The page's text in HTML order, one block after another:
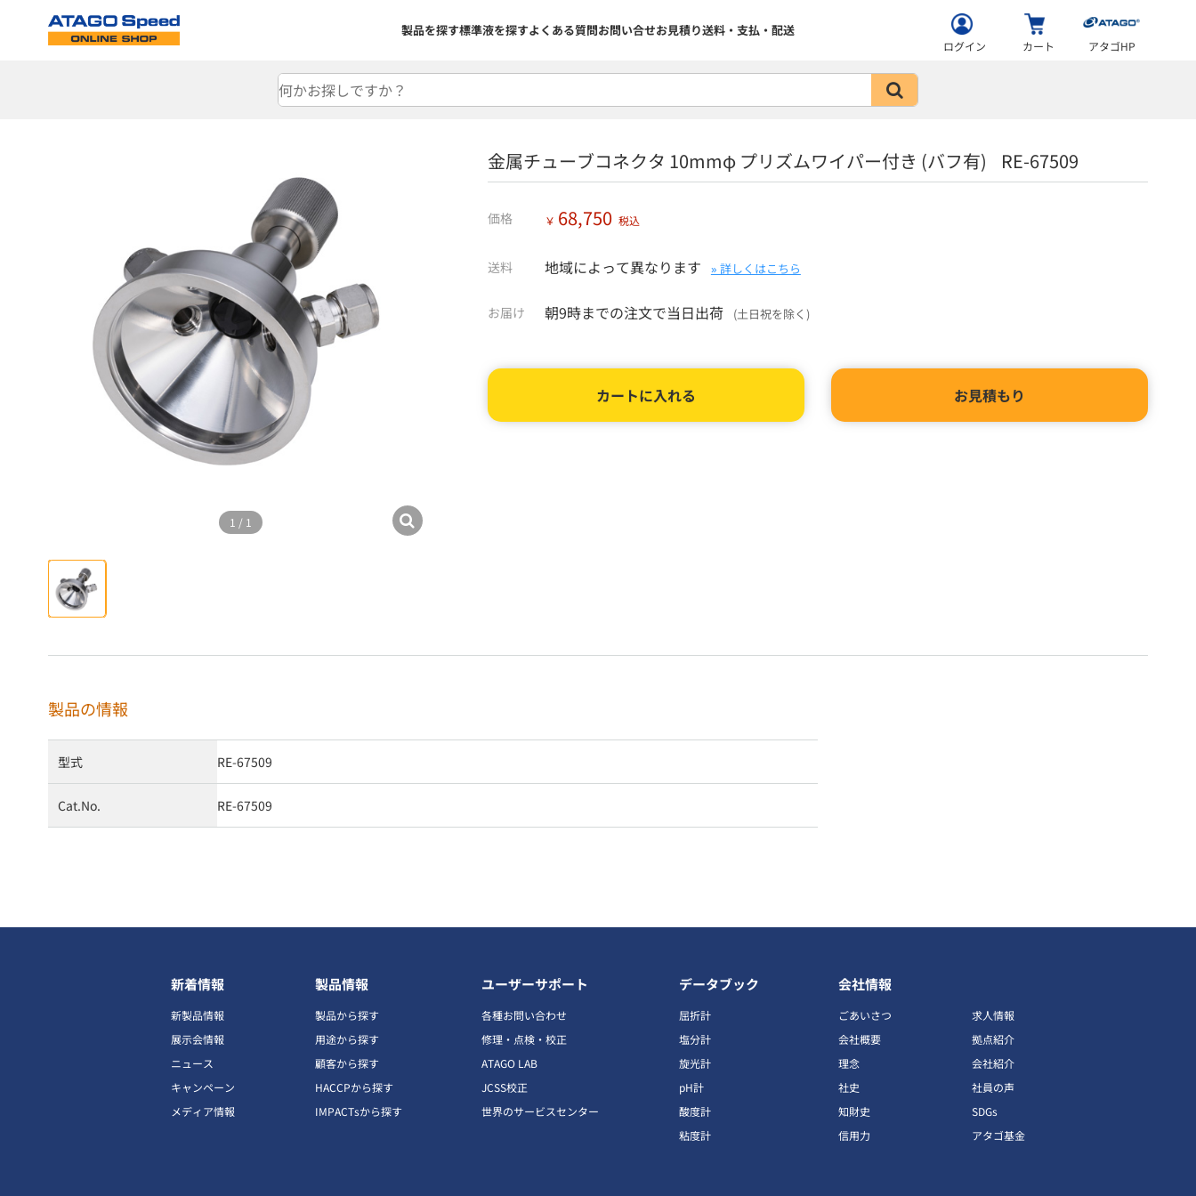
製品を探す標準液を探すよくある質問お問い合せお見積り送料・支払・配送
ログイン カート アタゴHP
1 / 1
金属チューブコネクタ 10mmφ プリズムワイパー付き (バフ有) RE-67509
価格 ￥ 68,750 税込
送料 地域によって異なります » 詳しくはこちら
お届け 朝9時までの注文で当日出荷 (土日祝を除く)
カートに入れる お見積もり
製品の情報
型式 RE-67509
Cat.No. RE-67509
新着情報
新製品情報
展示会情報
ニュース
キャンペーン
メディア情報
製品情報
製品から探す
用途から探す
顧客から探す
HACCPから探す
IMPACTsから探す
ユーザーサポート
各種お問い合わせ
修理・点検・校正
ATAGO LAB
JCSS校正
世界のサービスセンター
データブック
屈折計
塩分計
旋光計
pH計
酸度計
粘度計
会社情報
ごあいさつ
会社概要
理念
社史
知財史
信用力
求人情報
拠点紹介
会社紹介
社員の声
SDGs
アタゴ基金